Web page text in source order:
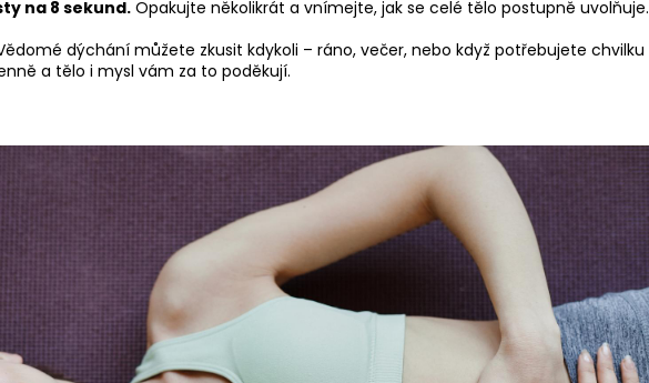
na 8 sekund. Opakujte několikrát a vnímejte, jak se celé tělo postupně uvolňuje.
dýchání můžete zkusit kdykoli – ráno, večer, nebo když potřebujete chvilku
a tělo i mysl vám za to poděkují.